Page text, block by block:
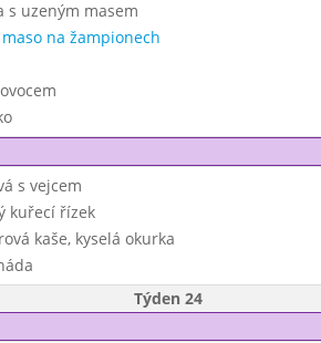
s uzeným masem
na žampionech
s vejcem
kuřecí řízek
kaše, kyselá okurka
Týden 24